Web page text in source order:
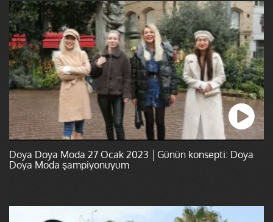
Doya Doya Moda 27 Ocak 2023 │Günün konsepti: Doya
Doya Moda şampiyonuyum